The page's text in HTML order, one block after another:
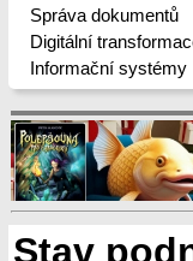
Správa dokumentů
Digitální
Informační systémy
Stav